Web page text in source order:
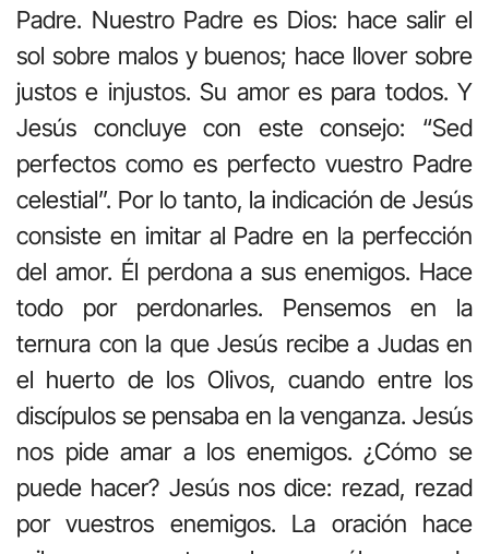
Padre. Nuestro Padre es Dios: hace salir el
sol sobre malos y buenos; hace llover sobre
justos e injustos. Su amor es para todos. Y
Jesús concluye con este consejo: “Sed
perfectos como es perfecto vuestro Padre
celestial”. Por lo tanto, la indicación de Jesús
consiste en imitar al Padre en la perfección
del amor. Él perdona a sus enemigos. Hace
todo por perdonarles. Pensemos en la
ternura con la que Jesús recibe a Judas en
el huerto de los Olivos, cuando entre los
discípulos se pensaba en la venganza. Jesús
nos pide amar a los enemigos. ¿Cómo se
puede hacer? Jesús nos dice: rezad, rezad
por vuestros enemigos. La oración hace